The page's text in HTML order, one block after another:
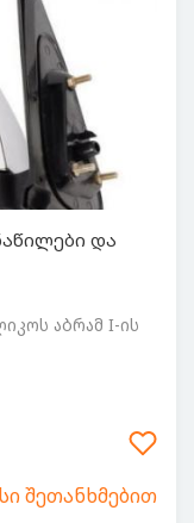
და
აბრამ I-ის
შეთანხმებით